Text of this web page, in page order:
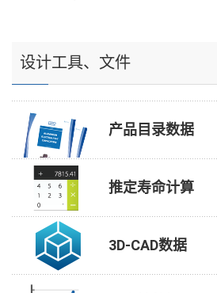
设计工具、文件
产品目录数据
推定寿命计算
3D-CAD数据